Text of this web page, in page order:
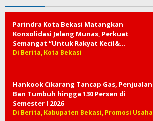
Parindra Kota Bekasi Matangkan
Konsolidasi Jelang Munas, Perkuat
Semangat “Untuk Rakyat Kecil&…
Di Berita, Kota Bekasi
Hankook Cikarang Tancap Gas, Penjualan
Ban Tumbuh hingga 130 Persen di
Semester I 2026
Di Berita, Kabupaten Bekasi, Promosi Usaha